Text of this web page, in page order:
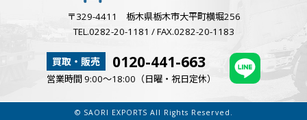
〒329-4411 栃木県栃木市大平町横堀256
TEL.0282-20-1181 / FAX.0282-20-1183
買取・販売 0120-441-663
営業時間 9:00～18:00（日曜・祝日定休）
© SAORI EXPORTS All Rights Reserved.